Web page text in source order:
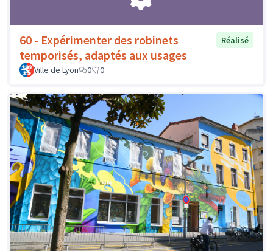
60 - Expérimenter des robinets
temporisés, adaptés aux usages
Réalisé
Ville de Lyon 0 0